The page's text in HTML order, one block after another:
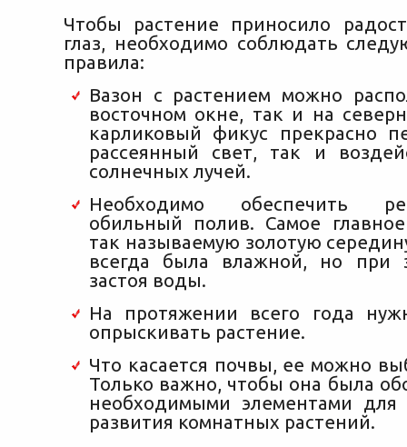
Чтобы растение приносило
глаз, необходимо соблюдать
правила:
Вазон с растением можно
восточном окне, так и на
карликовый фикус прекрасно
рассеянный свет, так и
солнечных лучей.
Необходимо обеспечить
обильный полив. Самое
так называемую золотую
всегда была влажной, но при
застоя воды.
На протяжении всего года
опрыскивать растение.
Что касается почвы, ее можно
Только важно, чтобы она была
необходимыми элементами для
развития комнатных растений.